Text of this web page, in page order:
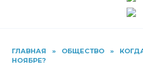
ГЛАВНАЯ » ОБЩЕСТВО »
НОЯБРЕ?